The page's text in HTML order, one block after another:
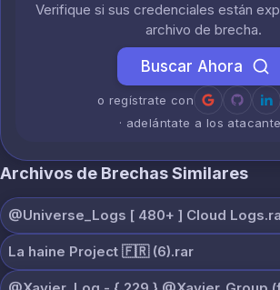
Verifique si sus credenciales están
archivo de brecha.
Buscar Ahora
o regístrate con
· adelántate a los
Archivos de Brechas Similares
@Universe_Logs [ 480+ ] Cloud
La haine Project 🇫🇷 (6).rar